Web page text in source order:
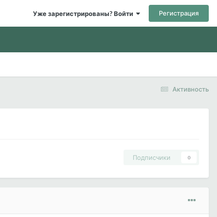
Уже зарегистрированы? Войти Регистрация
Активность
Подписчики 0